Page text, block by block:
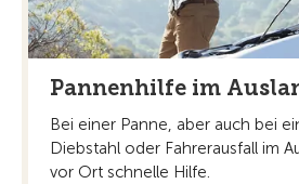
Pannenhilfe im
Bei einer Panne, aber auch bei
Diebstahl oder Fahrerausfall im
vor Ort schnelle Hilfe.